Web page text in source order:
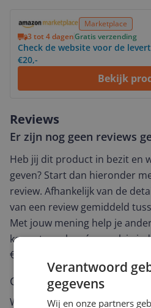
Marketplace
3 tot 4 dagenGratis verzending
Check de website voor de
€20,-
Bekijk
Reviews
Er zijn nog geen reviews
Heb jij dit product in bezit en
geven? Start dan hieronder
review. Afhankelijk van de
van een review gemiddeld
Met jouw mening help je
keuze te maken én maak je
€250,-!
Cijfer
Welk cijfer geef jij dit product?
Verantwoord
gegevens
Wij en onze partners